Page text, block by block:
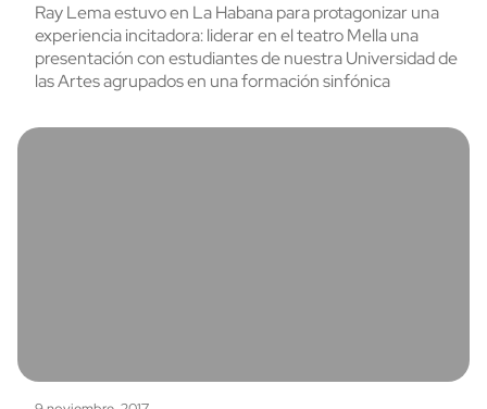
Ray Lema estuvo en La Habana para protagonizar una
experiencia incitadora: liderar en el teatro Mella una
presentación con estudiantes de nuestra Universidad de
las Artes agrupados en una formación sinfónica